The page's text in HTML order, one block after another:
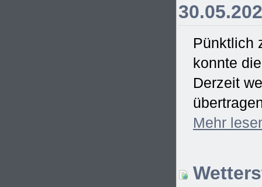
Pünktlich
konnte
Derzeit
Mehr